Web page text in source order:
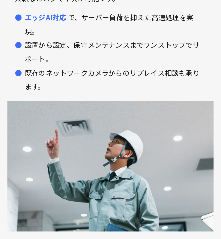
エッジAI対応 で、サーバー負荷を抑えた高速処理を実
現。
設置から設定、保守メンテナンスまでワンストップでサ
ポート。
既存のネットワークカメラからのリプレイス相談も承り
ます。